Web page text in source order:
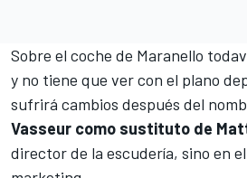
Sobre el coche de Maranello
y no tiene que ver con el plano
sufrirá cambios después del
Vasseur como sustituto de
director de la escudería, sino en